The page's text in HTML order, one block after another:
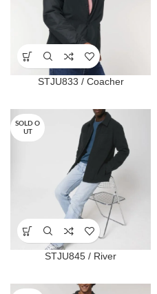
STJU833 / Coacher
SOLD O
UT
STJU845 / River